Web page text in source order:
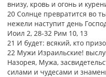
внизу, кровь и огонь и
20 Солнце превратится во
нежели наступит день
Иоил 2, 28-32 Рим 10, 13
21 И будет: всякий, кто
22 Мужи Израильские!
Назорея, Мужа,
силами и чудесами и